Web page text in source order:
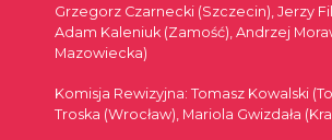
Grzegorz Czarnecki (Szczecin), Jerzy
Adam Kaleniuk (Zamość), Andrzej
Mazowiecka)
Komisja Rewizyjna: Tomasz Kowalski
Troska (Wrocław), Mariola Gwizdała